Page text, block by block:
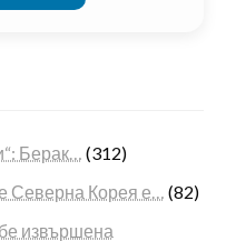
Берак… (312)
Северна Корея е… (82)
извършена